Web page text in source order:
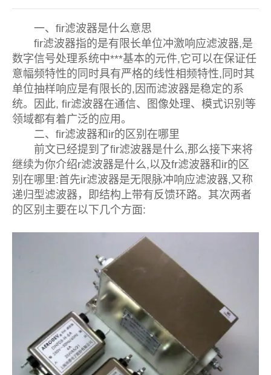
一、fir滤波器是什么意思
fir滤波器指的是有限长单位冲激响应滤波器,是
数字信号处理系统中***基本的元件,它可以在保证任
意幅频特性的同时具有严格的线性相频特性,同时其
单位抽样响应是有限长的,因而滤波器是稳定的系
统。因此, fir滤波器在通信、图像处理、模式识别等
领域都有着广泛的应用。
二、fir滤波器和ir的区别在哪里
前文已经提到了fir滤波器是什么,那么接下来将
继续为你介绍r滤波器是什么,以及fr滤波器和ir的区
别在哪里:首先ir滤波器是无限脉冲响应滤波器,又称
递归型滤波器，即结构上带有反馈环路。其次两者
的区别主要在以下几个方面: